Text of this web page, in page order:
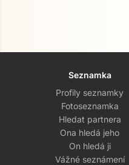
Seznamka
Profily seznamky
Fotoseznamka
Hledat partnera
Ona hledá jeho
On hledá ji
Vážné seznámení